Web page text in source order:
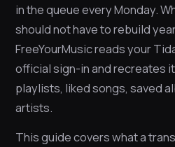
in the queue every Monday.
should not have to rebuild
FreeYourMusic reads your
official sign-in and recreates
playlists, liked songs, saved
artists.
This guide covers what a